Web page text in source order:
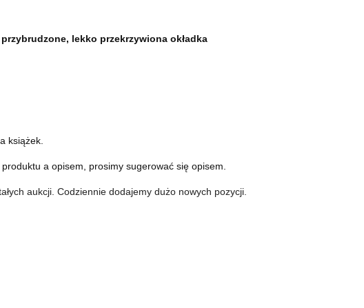
lekko przekrzywiona okładka
książek.
a opisem, prosimy sugerować się opisem.
aukcji. Codziennie dodajemy dużo nowych pozycji.